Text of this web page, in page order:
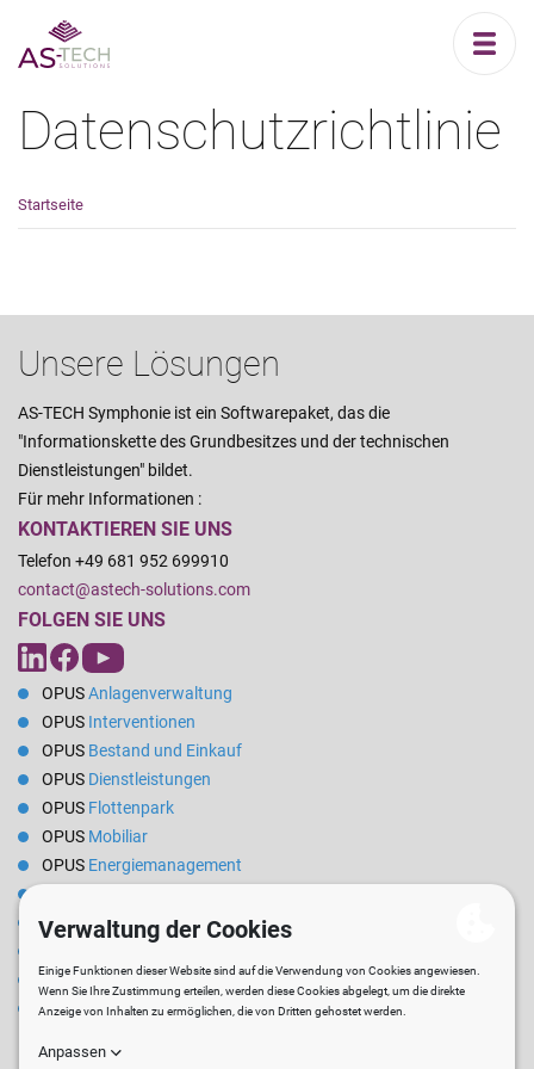
Datenschutzrichtlinie
Startseite
Unsere Lösungen
AS-TECH Symphonie ist ein Softwarepaket, das die
"Informationskette des Grundbesitzes und der technischen
Dienstleistungen" bildet.
Für mehr Informationen :
KONTAKTIEREN SIE UNS
Telefon +49 681 952 699910
contact@astech-solutions.com
FOLGEN SIE UNS
OPUSAnlagenverwaltung
OPUS Interventionen
OPUS Bestand und Einkauf
OPUS Dienstleistungen
OPUS Flottenpark
OPUS Mobiliar
OPUS Energiemanagement
OPUSMietverwaltung
OPUSBerufskleidung
Softwarezur Verwaltung technischer Dienste für Rathäuser und